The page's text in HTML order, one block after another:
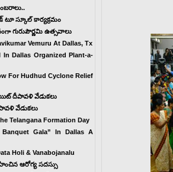
స్కూల్ కార్యక్రమం
గురుపౌర్ణమి ఉత్సవాలు
Vemuru At Dallas, Tx
In Dallas Organized Plant-a-
For Hudhud Cyclone Relief
దీపావళి వేడుకలు
వేడుకలు
Telangana Formation Day
Gala” In Dallas A
Holi & Vanabojanalu
ఆరోగ్య సదస్సు